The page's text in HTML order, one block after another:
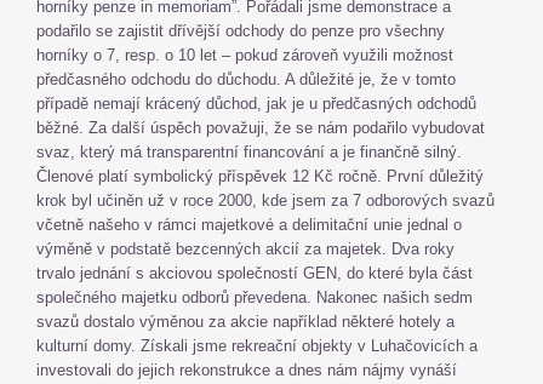
horníky penze in memoriam”. Pořádali jsme demonstrace a
podařilo se zajistit dřívější odchody do penze pro všechny
horníky o 7, resp. o 10 let – pokud zároveň využili možnost
předčasného odchodu do důchodu. A důležité je, že v tomto
případě nemají krácený důchod, jak je u předčasných odchodů
běžné. Za další úspěch považuji, že se nám podařilo vybudovat
svaz, který má transparentní financování a je finančně silný.
Členové platí symbolický příspěvek 12 Kč ročně. První důležitý
krok byl učiněn už v roce 2000, kde jsem za 7 odborových svazů
včetně našeho v rámci majetkové a delimitační unie jednal o
výměně v podstatě bezcenných akcií za majetek. Dva roky
trvalo jednání s akciovou společností GEN, do které byla část
společného majetku odborů převedena. Nakonec našich sedm
svazů dostalo výměnou za akcie například některé hotely a
kulturní domy. Získali jsme rekreační objekty v Luhačovicích a
investovali do jejich rekonstrukce a dnes nám nájmy vynáší